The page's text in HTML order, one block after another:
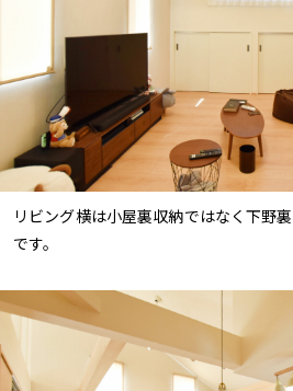
リビング横は小屋裏収納ではなく下野
です。